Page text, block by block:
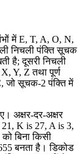
में E, T, A, O, N,
निचली पंक्ति सूचक
है; दूसरी निचली
Y, Z तथा पूर्ण
जो सूचक-2 पंक्ति में
अक्षर-दर-अक्षर
K is 27, A is 3,
बिना किसी
बनता है। डिकोड